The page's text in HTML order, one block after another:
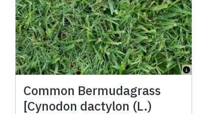
Common Bermudagrass
[Cynodon dactylon (L.)